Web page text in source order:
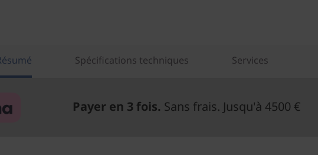
Spécifications techniques Services
Payer en 3 fois. Sans frais. Jusqu'à 4500 €